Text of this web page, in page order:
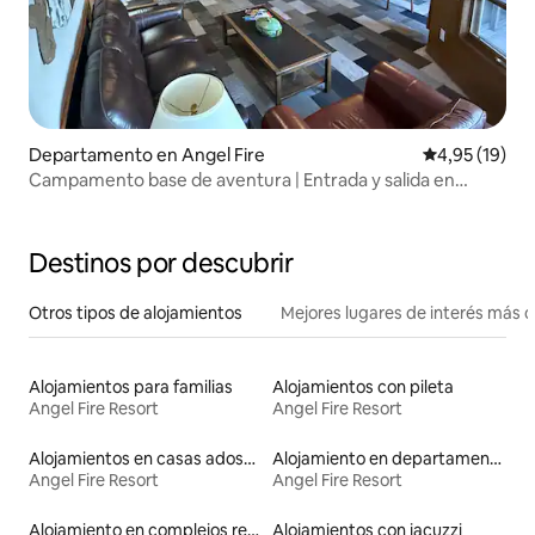
Departamento en Angel Fire Calificación
4,95 (19)
Campamento base de aventura | Entrada y salida en
Destinos por descubrir
Otros tipos de alojamientos Mejores lugares de interés más
Alojamientos para familias
Angel Fire Resort
Alojamientos con pileta
Angel Fire Resort
Alojamientos en casas adosadas
Angel Fire Resort
Alojamiento en departamentos
Angel Fire Resort
Alojamiento en complejos residenciales Alojamientos con jacuzzi